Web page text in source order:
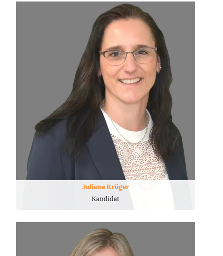
Juliane Krüger
Kandidat